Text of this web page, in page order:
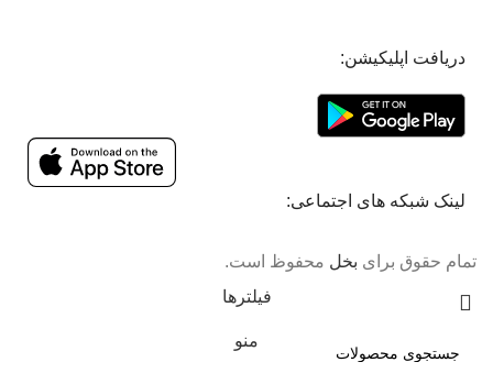
دریافت اپلیکیشن:
لینک شبکه های اجتماعی:
تمام حقوق برای بخل محفوظ است.
فیلترها
منو